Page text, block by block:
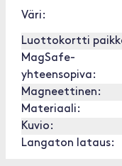
Väri:
Luottokortti
MagSafe-
yhteensopiva:
Magneettinen:
Materiaali:
Kuvio:
Langaton lataus: